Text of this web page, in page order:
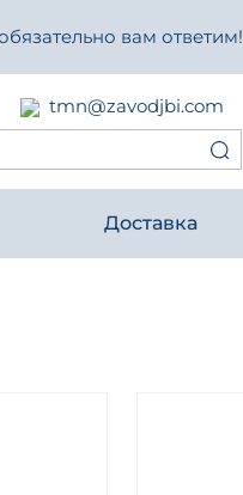
вам ответим!
tmn@zavodjbi.com
Доставка